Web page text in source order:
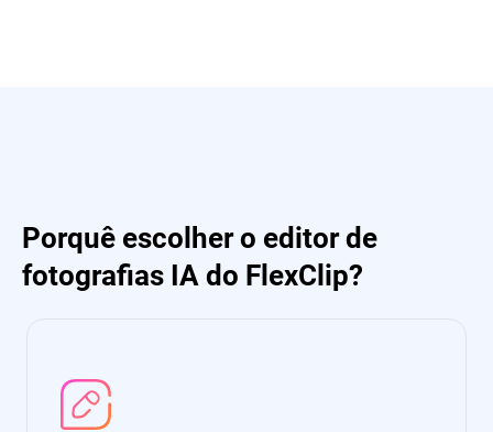
Porquê escolher o editor de
fotografias IA do FlexClip?